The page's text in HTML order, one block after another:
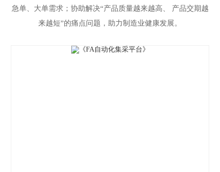
急单、大单需求；协助解决“产品质量越来越高、 产品交期越
来越短”的痛点问题，助力制造业健康发展。